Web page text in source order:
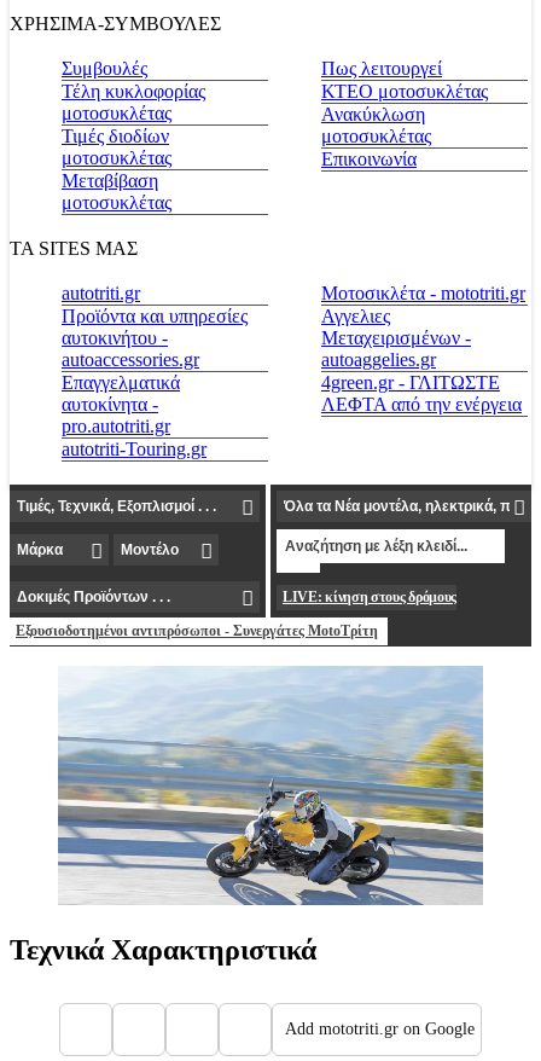
ΧΡΗΣΙΜΑ-ΣΥΜΒΟΥΛΕΣ
Συμβουλές
Τέλη κυκλοφορίας
μοτοσυκλέτας
Τιμές διοδίων
μοτοσυκλέτας
Μεταβίβαση
μοτοσυκλέτας
Πως λειτουργεί
ΚΤΕΟ μοτοσυκλέτας
Ανακύκλωση
μοτοσυκλέτας
Επικοινωνία
ΤΑ SITES ΜΑΣ
autotriti.gr
Προϊόντα και υπηρεσίες
αυτοκινήτου -
autoaccessories.gr
Επαγγελματικά
αυτοκίνητα -
pro.autotriti.gr
autotriti-Touring.gr
Μοτοσικλέτα - mototriti.gr
Αγγελιες
Μεταχειρισμένων -
autoaggelies.gr
4green.gr - ΓΛΙΤΩΣΤΕ
ΛΕΦΤΑ από την ενέργεια
LIVE: κίνηση στους δρόμους
Εξουσιοδοτημένοι αντιπρόσωποι - Συνεργάτες MotoΤρίτη
Τεχνικά Χαρακτηριστικά
Add mototriti.gr on Google